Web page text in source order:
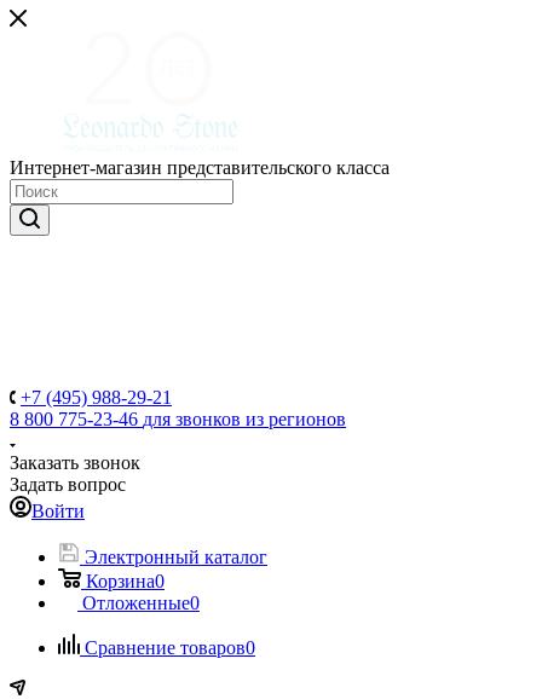
Интернет-магазин представительского класса
+7 (495) 988-29-21
8 800 775-23-46 для звонков из регионов
Заказать звонок
Задать вопрос
Войти
Электронный каталог
Корзина0
Отложенные0
Сравнение товаров0